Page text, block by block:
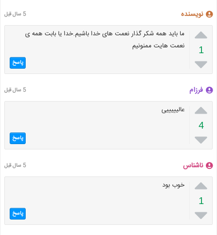
نویسنده 5 سال قبل

1

ما باید همه شکر گذار نعمت های خدا باشیم.خدا یا بابت همه ی
نعمت هایت ممنونیم
پاسخ
فرزام 5 سال قبل

4

عالیییییی
پاسخ
ناشناس 5 سال قبل

1

خوب بود
پاسخ